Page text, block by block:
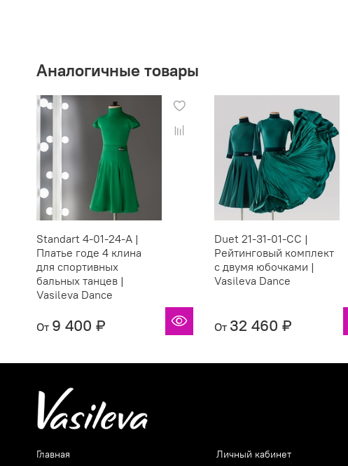
Аналогичные товары
Standart 4-01-24-A |
Платье годе 4 клина
для спортивных
бальных танцев |
Vasileva Dance
От 9 400 ₽
Duet 21-31-01-СC |
Рейтинговый комплект
с двумя юбочками |
Vasileva Dance
От 32 460 ₽
Главная Личный кабинет